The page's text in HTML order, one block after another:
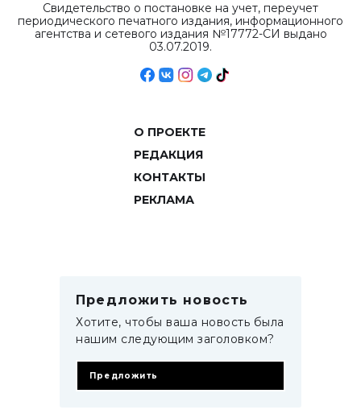
Свидетельство о постановке на учет, переучет
периодического печатного издания, информационного
агентства и сетевого издания №17772-СИ выдано
03.07.2019.
О ПРОЕКТЕ
РЕДАКЦИЯ
КОНТАКТЫ
РЕКЛАМА
Предложить новость
Хотите, чтобы ваша новость была
нашим следующим заголовком?
Предложить